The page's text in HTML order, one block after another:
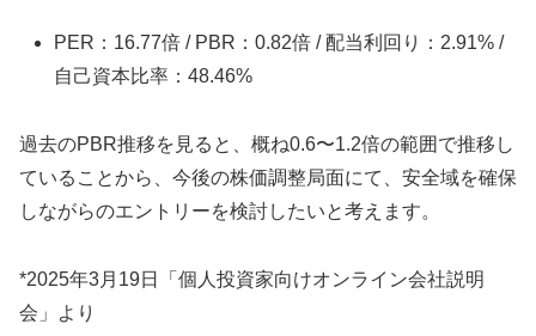
PER：16.77倍 / PBR：0.82倍 / 配当利回り：2.91% /
自己資本比率：48.46%
過去のPBR推移を見ると、概ね0.6〜1.2倍の範囲で推移し
ていることから、今後の株価調整局面にて、安全域を確保
しながらのエントリーを検討したいと考えます。
*2025年3月19日「個人投資家向けオンライン会社説明
会」より